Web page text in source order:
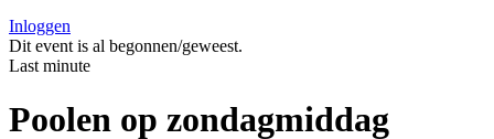
Inloggen
Dit event is al begonnen/geweest.
Last minute
Poolen op zondagmiddag